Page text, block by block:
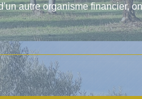
autre organisme financier,